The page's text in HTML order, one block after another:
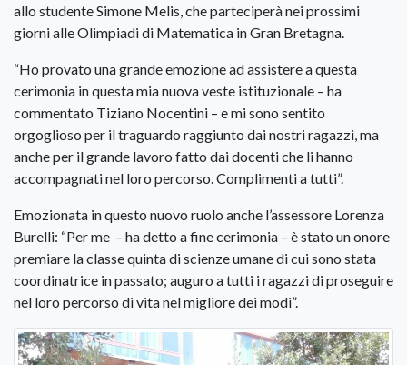
allo studente Simone Melis, che parteciperà nei prossimi
giorni alle Olimpiadi di Matematica in Gran Bretagna.
“Ho provato una grande emozione ad assistere a questa
cerimonia in questa mia nuova veste istituzionale – ha
commentato Tiziano Nocentini – e mi sono sentito
orgoglioso per il traguardo raggiunto dai nostri ragazzi, ma
anche per il grande lavoro fatto dai docenti che li hanno
accompagnati nel loro percorso. Complimenti a tutti”.
Emozionata in questo nuovo ruolo anche l’assessore Lorenza
Burelli: “Per me – ha detto a fine cerimonia – è stato un onore
premiare la classe quinta di scienze umane di cui sono stata
coordinatrice in passato; auguro a tutti i ragazzi di proseguire
nel loro percorso di vita nel migliore dei modi”.